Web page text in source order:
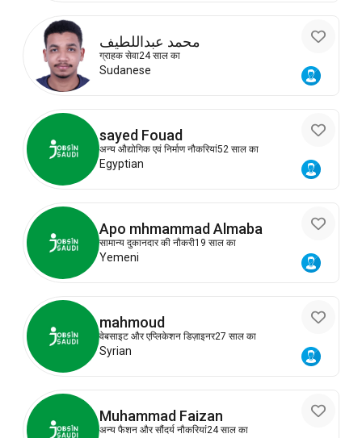
محمد عبداللطيف
ग्राहक सेवा24 साल का
Sudanese
sayed Fouad
अन्य औद्योगिक एवं निर्माण नौकरियां52 साल का
Egyptian
Apo mhmammad Almaba
सामान्य दुकानदार की नौकरी19 साल का
Yemeni
mahmoud
वेबसाइट और एप्लिकेशन डिज़ाइनर27 साल का
Syrian
Muhammad Faizan
अन्य फैशन और सौंदर्य नौकरियां24 साल का